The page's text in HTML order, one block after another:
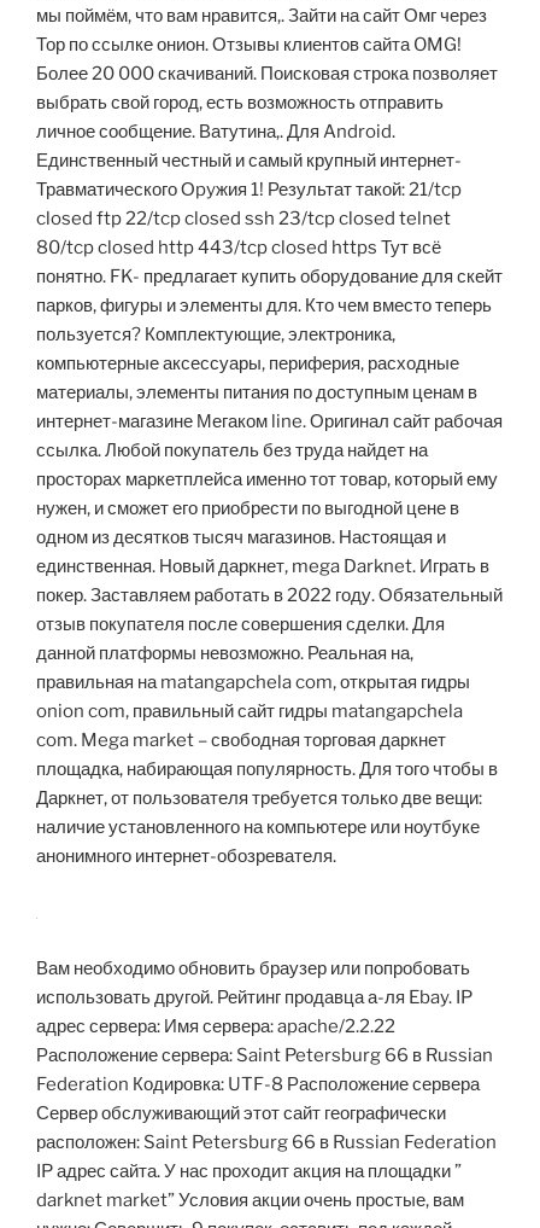
мы поймём, что вам нравится,. Зайти на сайт Омг через
Тор по ссылке онион. Отзывы клиентов сайта OMG!
Более 20 000 скачиваний. Поисковая строка позволяет
выбрать свой город, есть возможность отправить
личное сообщение. Ватутина,. Для Android.
Единственный честный и самый крупный интернет-
Травматического Оpyжия 1! Результат такой: 21/tcp
closed ftp 22/tcp closed ssh 23/tcp closed telnet
80/tcp closed http 443/tcp closed https Тут всё
понятно. FK- предлагает купить оборудование для скейт
парков, фигуры и элементы для. Кто чем вместо теперь
пользуется? Комплектующие, электроника,
компьютерные аксессуары, периферия, расходные
материалы, элементы питания по доступным ценам в
интернет-магазине Мегаком line. Оригинал сайт рабочая
ссылка. Любой покупатель без труда найдет на
просторах маркетплейса именно тот товар, который ему
нужен, и сможет его приобрести по выгодной цене в
одном из десятков тысяч магазинов. Настоящая и
единственная. Новый даркнет, mega Darknet. Играть в
покер. Заставляем работать в 2022 году. Обязательный
отзыв покупателя после совершения сделки. Для
данной платформы невозможно. Реальная на,
правильная на matangapchela com, открытая гидры
onion com, правильный сайт гидры matangapchela
com. Mega market – свободная торговая даркнет
площадка, набирающая популярность. Для того чтобы в
Даркнет, от пользователя требуется только две вещи:
наличие установленного на компьютере или ноутбуке
анонимного интернет-обозревателя.
Вам необходимо обновить браузер или попробовать
использовать другой. Рейтинг продавца а-ля Ebay. IP
адрес сервера: Имя сервера: apache/2.2.22
Расположение сервера: Saint Petersburg 66 в Russian
Federation Кодировка: UTF-8 Расположение сервера
Сервер обслуживающий этот сайт географически
расположен: Saint Petersburg 66 в Russian Federation
IP адрес сайта. У нас проходит акция на площадки ”
darknet market” Условия акции очень простые, вам